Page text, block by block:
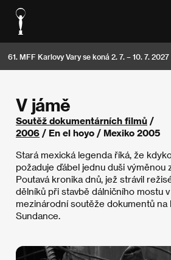
61. MFF Karlovy Vary se koná 2. 7. – 10. 7. 2027
V jámě
Soutěž dokumentárních filmů /
2006 / En el hoyo / Mexiko 2005
Stará mexická legenda říká, že
požaduje ďábel jednu duši výměnou
Poutavá kronika dnů, jež strávil
dělníků při stavbě dálničního mostu
mezinárodní soutěže dokumentů na
Sundance.